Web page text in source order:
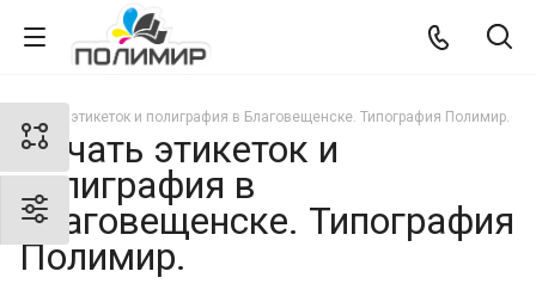
Печать этикеток и полиграфия в Благовещенске. Типография Полимир.
Печать этикеток и
полиграфия в
Благовещенске. Типография
Полимир.